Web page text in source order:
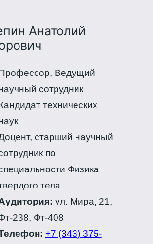
Анатолий
Ведущий
сотрудник
технических
старший научный
по
Физика
тела
ул. Мира, 21,
238, Фт-408
+7 (343) 375-